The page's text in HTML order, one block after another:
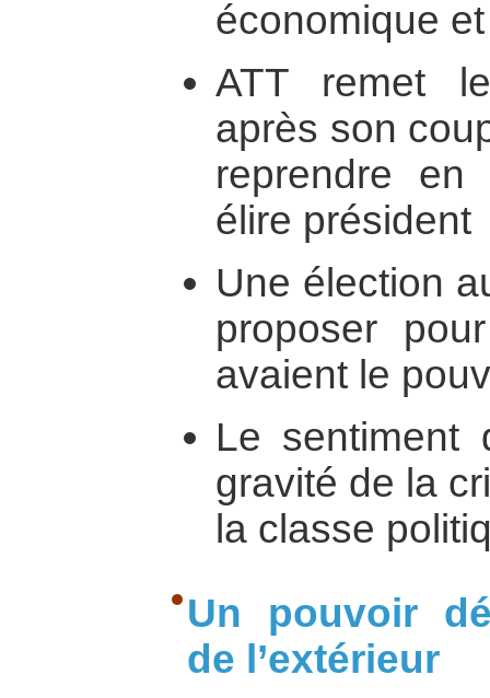
économique
ATT remet
après son
reprendre
élire président
Une élection
proposer
avaient le
Le sentiment
gravité de la
la classe
Un pouvoir
de l’extérieur